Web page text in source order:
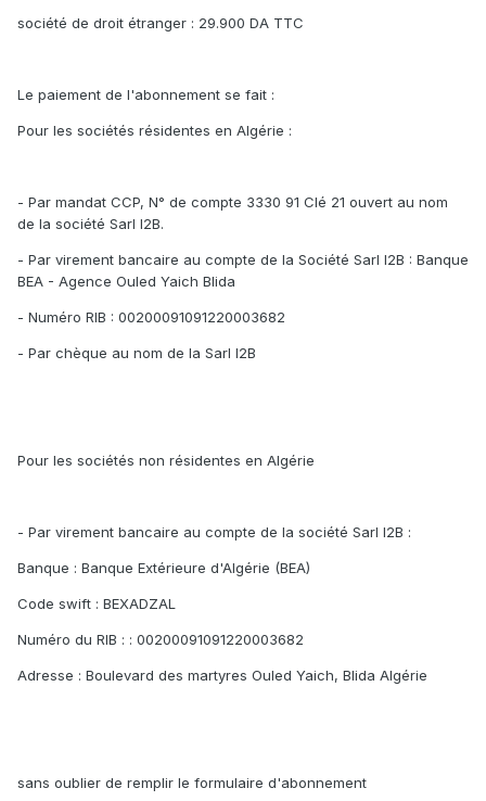
société de droit étranger : 29.900 DA TTC
Le paiement de l'abonnement se fait :
Pour les sociétés résidentes en Algérie :
- Par mandat CCP, N° de compte 3330 91 Clé 21 ouvert au nom
de la société Sarl I2B.
- Par virement bancaire au compte de la Société Sarl I2B : Banque
BEA - Agence Ouled Yaich Blida
- Numéro RIB : 00200091091220003682
- Par chèque au nom de la Sarl I2B
Pour les sociétés non résidentes en Algérie
- Par virement bancaire au compte de la société Sarl I2B :
Banque : Banque Extérieure d'Algérie (BEA)
Code swift : BEXADZAL
Numéro du RIB : : 00200091091220003682
Adresse : Boulevard des martyres Ouled Yaich, Blida Algérie
sans oublier de remplir le formulaire d'abonnement